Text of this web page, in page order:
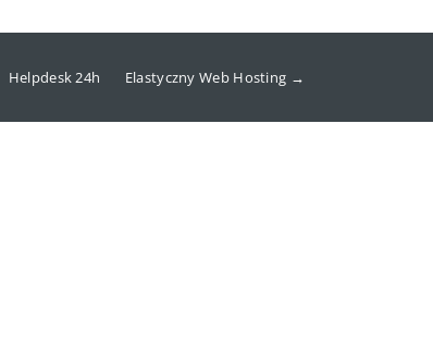
Helpdesk 24h Elastyczny Web Hosting →